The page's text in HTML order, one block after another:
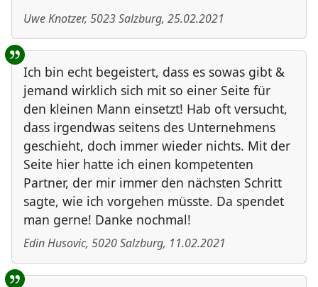
Uwe Knotzer, 5023Salzburg, 25.02.2021
Ich bin echt begeistert, dass es sowas gibt &
jemand wirklich sich mit so einer Seite für
den kleinen Mann einsetzt! Hab oft versucht,
dass irgendwas seitens des Unternehmens
geschieht, doch immer wieder nichts. Mit der
Seite hier hatte ich einen kompetenten
Partner, der mir immer den nächsten Schritt
sagte, wie ich vorgehen müsste. Da spendet
man gerne! Danke nochmal!
Edin Husovic, 5020Salzburg, 11.02.2021